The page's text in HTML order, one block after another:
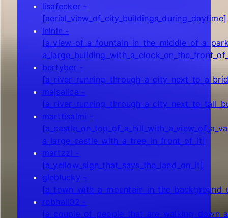
lisafecker -
[aerial_view_of_city_buildings_during_daytime]
lnlnln -
bertyber -
majsalica -
marttisalmi -
a_large_castle_with_a_tree_in_front_of_it]
martzzl -
[a_yellow_sign_that_says_the_land_on_it]
gleblucky -
robhall02 -